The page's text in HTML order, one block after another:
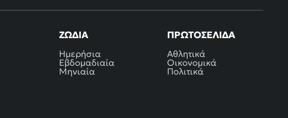
ΖΏΔΙΑ
Ημερήσια
Εβδομαδιαία
Μηνιαία
ΠΡΩΤΟΣΈΛΙΔΑ
Αθλητικά
Οικονομικά
Πολιτικά